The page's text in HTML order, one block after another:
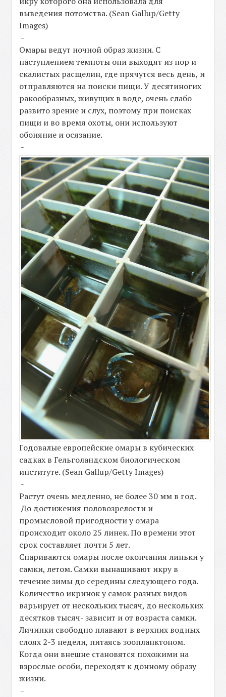
выведения потомства. (Sean Gallup/Getty
Images)
-
Омары ведут ночной образ жизни. С
наступлением темноты они выходят из нор и
скалистых расщелин, где прячутся весь день, и
отправляются на поиски пищи. У десятиногих
ракообразных, живущих в воде, очень слабо
развито зрение и слух, поэтому при поисках
пищи и во время охоты, они используют
обоняние и осязание.
-
Годовалые европейские омары в кубических
садках в Гельголандском биологическом
институте. (Sean Gallup/Getty Images)
-
Растут очень медленно, не более 30 мм в год.
До достижения половозрелости и
промысловой пригодности у омара
происходит около 25 линек. По времени этот
срок составляет почти 5 лет.
Спариваются омары после окончания линьки у
самки, летом. Самки вынашивают икру в
течение зимы до середины следующего года.
Количество икринок у самок разных видов
варьирует от нескольких тысяч, до нескольких
десятков тысяч- зависит и от возраста самки.
Личинки свободно плавают в верхних водных
слоях 2-3 недели, питаясь зоопланктоном.
Когда они внешне становятся похожими на
взрослые особи, переходят к донному образу
жизни.
-